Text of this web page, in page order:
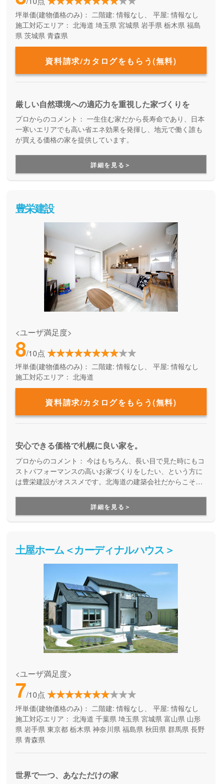
坪単価(建物価格のみ)： 二階建: 情報なし、 平屋: 情報なし
施工対応エリア： 北海道 埼玉県 宮城県 岩手県 栃木県 福島
県 茨城県 青森県
資料請求/カタログをもらう(無料)
厳しい自然環境への適応力を重視した家づくりを
プロからのコメント： 一生住む家だから長寿命であり、日本
一寒いエリアでも高い省エネ効果を発揮し、地元で働く誰も
が買える価格の家を提供しています。
詳細を見る＞
豊栄建設
<ユーザ満足度>
8/10点
坪単価(建物価格のみ)： 二階建: 情報なし、 平屋: 情報なし
施工対応エリア： 北海道
資料請求/カタログをもらう(無料)
安心できる価格で札幌に良い家を。
プロからのコメント： 今はもちろん、長い目で見た時にもコ
ストパフォーマンスの高いお家づくりをしたい、という方に
は豊栄建設がオススメです。北海道の建築会社だからこそ、
快適な住まいづくりを実現してくれます。また同時に、数多
くの施工実績があることで材料仕入れのコストを抑えること
ができるので、確かな性能と適性な価格を両立したお家づく
詳細を見る＞
土屋ホーム＜カーディナルハウス＞
<ユーザ満足度>
7/10点
坪単価(建物価格のみ)： 二階建: 情報なし、 平屋: 情報なし
施工対応エリア： 北海道 千葉県 埼玉県 宮城県 富山県 山形
県 岩手県 東京都 栃木県 神奈川県 福島県 秋田県 群馬県 長野
県 青森県
世界で一つ、あなただけの家